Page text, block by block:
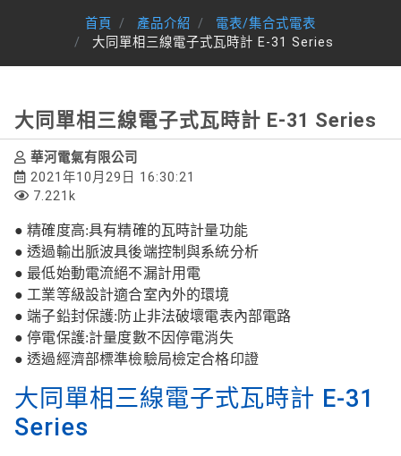
首頁 產品介紹
電表/集合式電表
大同單相三線電子式瓦時計 E-31 Series
大同單相三線電子式瓦時計 E-31 Series
華河電氣有限公司
2021年10月29日 16:30:21
7.221k
● 精確度高:具有精確的瓦時計量功能
● 透過輸出脈波具後端控制與系統分析
● 最低始動電流絕不漏計用電
● 工業等級設計適合室內外的環境
● 端子鉛封保護:防止非法破壞電表內部電路
● 停電保護:計量度數不因停電消失
● 透過經濟部標準檢驗局檢定合格印證
大同單相三線電子式瓦時計 E-31
Series